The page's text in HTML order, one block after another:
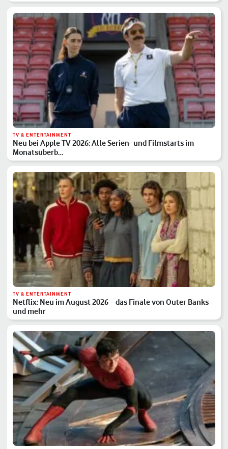
TV & ENTERTAINMENT
Neu bei Apple TV 2026: Alle Serien- und Filmstarts im
Monatsüberb…
TV & ENTERTAINMENT
Netflix: Neu im August 2026 – das Finale von Outer Banks
und mehr